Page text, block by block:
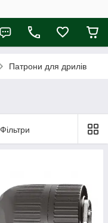
Патрони для дрилів
Фільтри